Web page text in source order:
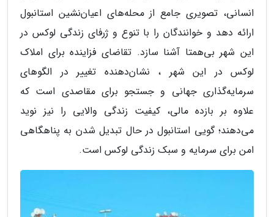
انسانی، تصویری جامع از محله‌های اعیان‌نشین استانبول
ارائه دهد و خوانندگان را با تنوع و ژرفای زندگی لوکس در
این شهر بی‌همتا آشنا سازد. تقاضای فزاینده برای املاک
لوکس در این شهر ، نشان‌دهنده تغییر در الگوهای
سرمایه‌گذاری جهانی و جستجو برای مقاصدی است که
علاوه بر بازده مالی، کیفیت زندگی والایی را نیز نوید
می‌دهند؛ گویی استانبول در حال تبدیل شدن به پناهگاهی
امن برای سرمایه و سبک زندگی لوکس است.